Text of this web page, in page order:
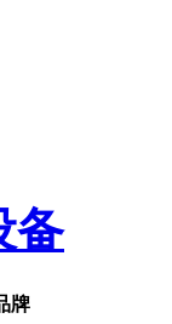
备
牌